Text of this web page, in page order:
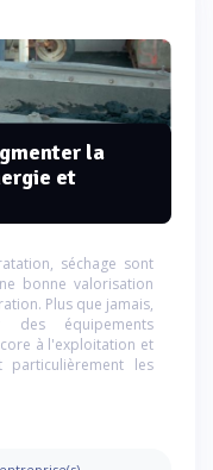
la
et
séchage sont
bonne valorisation
Plus que jamais,
des équipements
à l'exploitation et
particulièrement les